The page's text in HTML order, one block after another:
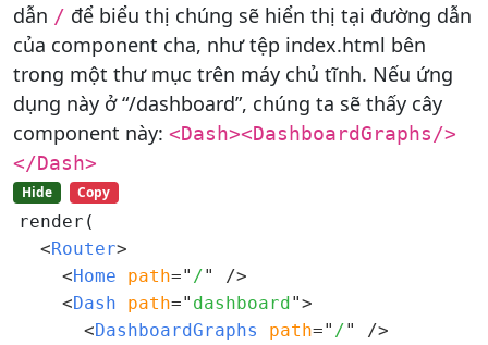
dẫn / để biểu thị chúng sẽ hiển thị tại đường dẫn
của component cha, như tệp index.html bên
trong một thư mục trên máy chủ tĩnh. Nếu ứng
dụng này ở “/dashboard”, chúng ta sẽ thấy cây
component này: <Dash><DashboardGraphs/>
</Dash>
Hide Copy
render(
<Router>
<Home path=" /"
/>
<Dash path=" dashboard">
<DashboardGraphs path=" /"
/>